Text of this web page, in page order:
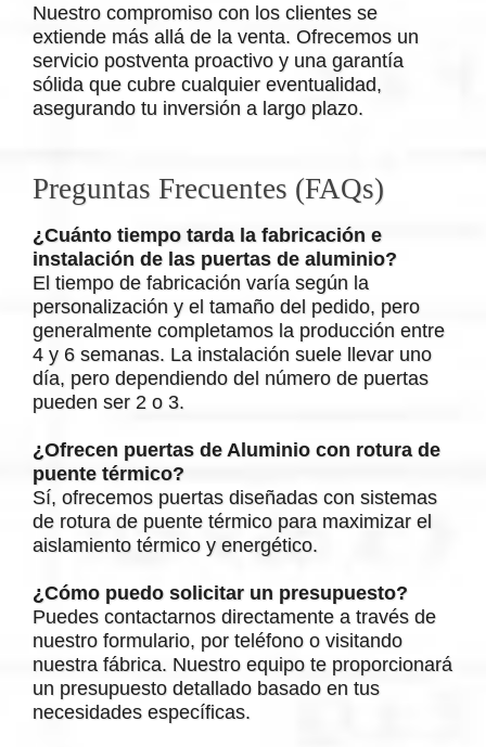
Nuestro compromiso con los clientes se
extiende más allá de la venta. Ofrecemos un
servicio postventa proactivo y una garantía
sólida que cubre cualquier eventualidad,
asegurando tu inversión a largo plazo.
Preguntas Frecuentes (FAQs)
¿Cuánto tiempo tarda la fabricación e
instalación de las puertas de aluminio?
El tiempo de fabricación varía según la
personalización y el tamaño del pedido, pero
generalmente completamos la producción entre
4 y 6 semanas. La instalación suele llevar uno
día, pero dependiendo del número de puertas
pueden ser 2 o 3.
¿Ofrecen puertas de Aluminio con rotura de
puente térmico?
Sí, ofrecemos puertas diseñadas con sistemas
de rotura de puente térmico para maximizar el
aislamiento térmico y energético.
¿Cómo puedo solicitar un presupuesto?
Puedes contactarnos directamente a través de
nuestro formulario, por teléfono o visitando
nuestra fábrica. Nuestro equipo te proporcionará
un presupuesto detallado basado en tus
necesidades específicas.